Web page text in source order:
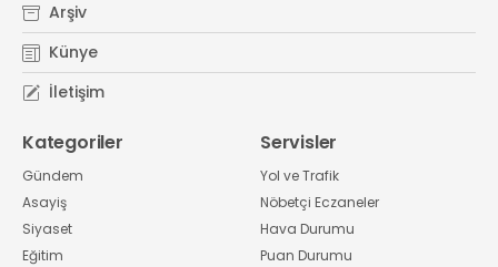
Arşiv
Künye
İletişim
Kategoriler
Gündem
Asayiş
Siyaset
Eğitim
Servisler
Yol ve Trafik
Nöbetçi Eczaneler
Hava Durumu
Puan Durumu